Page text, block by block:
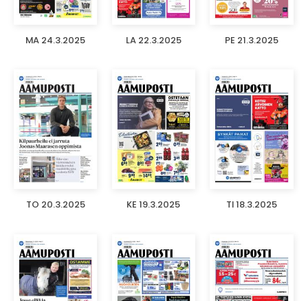
MA 24.3.2025 LA 22.3.2025 PE 21.3.2025
TO 20.3.2025 KE 19.3.2025 TI 18.3.2025